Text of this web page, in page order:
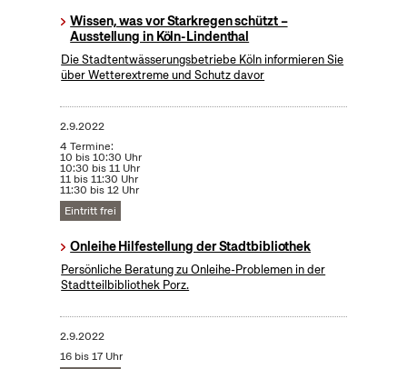
Wissen, was vor Starkregen schützt –
Ausstellung in Köln-Lindenthal
Die Stadtentwässerungsbetriebe Köln informieren Sie
über Wetterextreme und Schutz davor
2.9.2022
4 Termine:
10 bis 10:30 Uhr
10:30 bis 11 Uhr
11 bis 11:30 Uhr
11:30 bis 12 Uhr
Eintritt frei
Onleihe Hilfestellung der Stadtbibliothek
Persönliche Beratung zu Onleihe-Problemen in der
Stadtteilbibliothek Porz.
2.9.2022
16 bis 17 Uhr